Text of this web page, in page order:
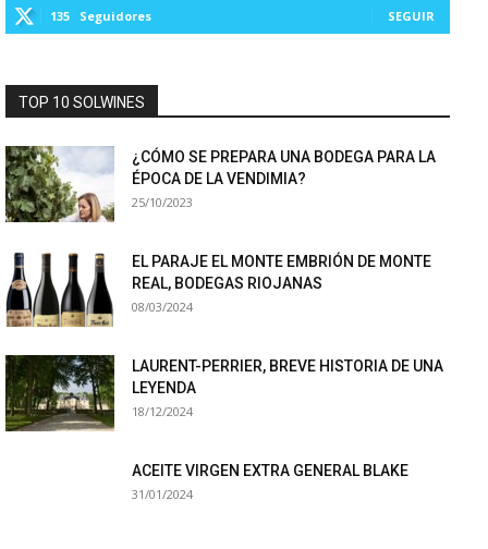
135 Seguidores SEGUIR
TOP 10 SOLWINES
¿CÓMO SE PREPARA UNA BODEGA PARA LA
ÉPOCA DE LA VENDIMIA?
25/10/2023
EL PARAJE EL MONTE EMBRIÓN DE MONTE
REAL, BODEGAS RIOJANAS
08/03/2024
LAURENT-PERRIER, BREVE HISTORIA DE UNA
LEYENDA
18/12/2024
ACEITE VIRGEN EXTRA GENERAL BLAKE
31/01/2024